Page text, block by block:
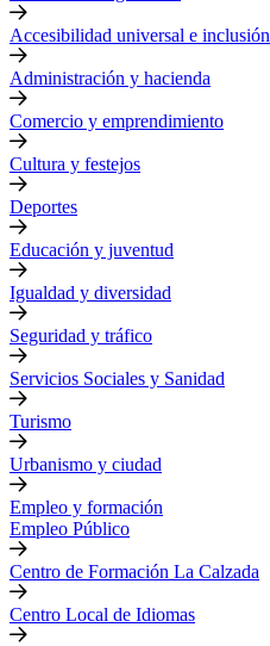
Accesibilidad universal e inclusión
Administración y hacienda
Comercio y emprendimiento
Cultura y festejos
Deportes
Educación y juventud
Igualdad y diversidad
Seguridad y tráfico
Servicios Sociales y Sanidad
Turismo
Urbanismo y ciudad
Empleo y formación
Empleo Público
Centro de Formación La Calzada
Centro Local de Idiomas